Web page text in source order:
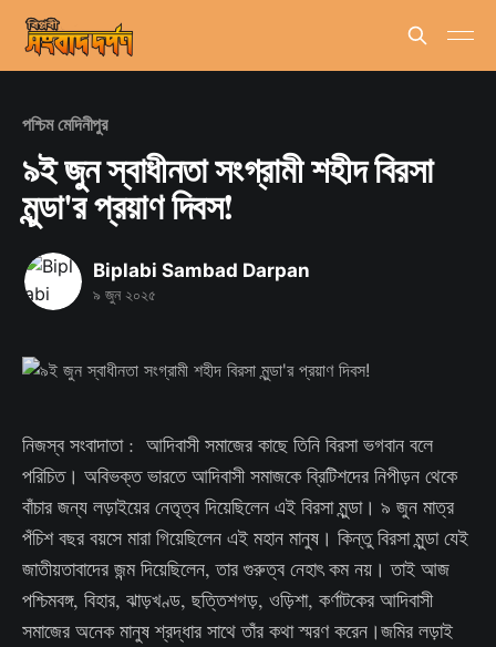
পশ্চিম মেদিনীপুর
৯ই জুন স্বাধীনতা সংগ্রামী শহীদ বিরসা
মুন্ডা'র প্রয়াণ দিবস!
Biplabi Sambad Darpan
৯ জুন ২০২৫
নিজস্ব সংবাদাতা : আদিবাসী সমাজের কাছে তিনি বিরসা ভগবান বলে
পরিচিত। অবিভক্ত ভারতে আদিবাসী সমাজকে ব্রিটিশদের নিপীড়ন থেকে
বাঁচার জন্য লড়াইয়ের নেতৃত্ব দিয়েছিলেন এই বিরসা মুন্ডা। ৯ জুন মাত্র
পঁচিশ বছর বয়সে মারা গিয়েছিলেন এই মহান মানুষ। কিন্তু বিরসা মুন্ডা যেই
জাতীয়তাবাদের জন্ম দিয়েছিলেন, তার গুরুত্ব নেহাৎ কম নয়। তাই আজ
পশ্চিমবঙ্গ, বিহার, ঝাড়খণ্ড, ছত্তিশগড়, ওড়িশা, কর্ণাটকের আদিবাসী
সমাজের অনেক মানুষ শ্রদ্ধার সাথে তাঁর কথা স্মরণ করেন।জমির লড়াই